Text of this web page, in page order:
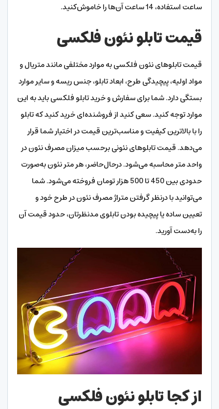
ساعت استفاده، 14 ساعت آن‌ها را خاموش‌کنید.
قیمت تابلو نئون فلکسی
قیمت تابلوهای نئون فلکسی به موارد مختلفی مانند متریال و
مواد اولیه، پیچیدگی طرح، ابعاد تابلو، جنس ریسه و سایر موارد
بستگی دارد. شما برای سفارش و خرید تابلو فلکسی باید به این
موارد توجه کنید. سعی کنید از فروشنده‌ای خرید کنید که تابلو
را با بالاترین کیفیت و مناسب‌ترین قیمت در اختیار شما قرار
می‌دهد. قیمت تابلوهای نئونی برحسب میزان مصرف نئون در
واحد متر محاسبه می‌شود. درحال‌حاضر، هر متر نئون به‌صورت
حدودی بین 450 تا 500 هزار تومان فروخته می‌شود. شما
می‌توانید با درنظر گرفتن متراژ مصرف نئون در طرح خود و
تعیین ساده یا پیچیده بودن تابلوی مدنظرتان، حدود قیمت آن
را به‌دست آورید.
از کجا تابلو نئون فلکسی